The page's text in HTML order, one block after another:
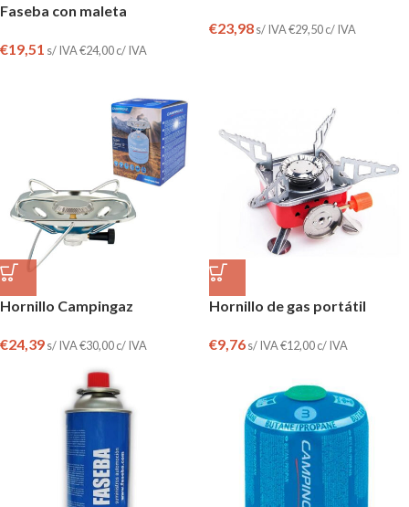
Faseba con maleta
€19,51 s/ IVA€24,00c/ IVA
€23,98s/ IVA€29,50c/ IVA
Hornillo Campingaz
€24,39s/ IVA€30,00c/ IVA
Hornillo de gas portátil
€9,76s/ IVA€12,00c/ IVA